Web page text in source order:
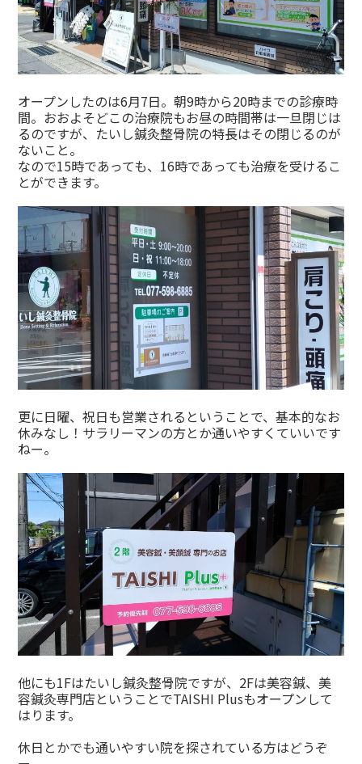
オープンしたのは6月7日。朝9時から20時までの診療時
間。おおよそどこの治療院もお昼の時間帯は一旦閉じは
るのですが、たいし鍼灸整骨院の特長はその閉じるのが
ないこと。
なので15時であっても、16時であっても治療を受けるこ
とができます。
更に日曜、祝日も営業されるということで、基本的なお
休みなし！サラリーマンの方とか通いやすくていいです
ねー。
他にも1Fはたいし鍼灸整骨院ですが、2Fは美容鍼、美
容鍼灸専門店ということでTAISHI Plusもオープンして
はります。
休日とかでも通いやすい院を探されている方はどうぞ